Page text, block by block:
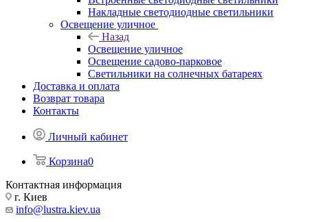
Накладные светодиодные светильники
Освещение уличное
Назад
Освещение уличное
Освещение садово-парковое
Светильники на солнечных батареях
Доставка и оплата
Возврат товара
Контакты
Личный кабинет
Корзина0
Контактная информация
г. Киев
info@lustra.kiev.ua